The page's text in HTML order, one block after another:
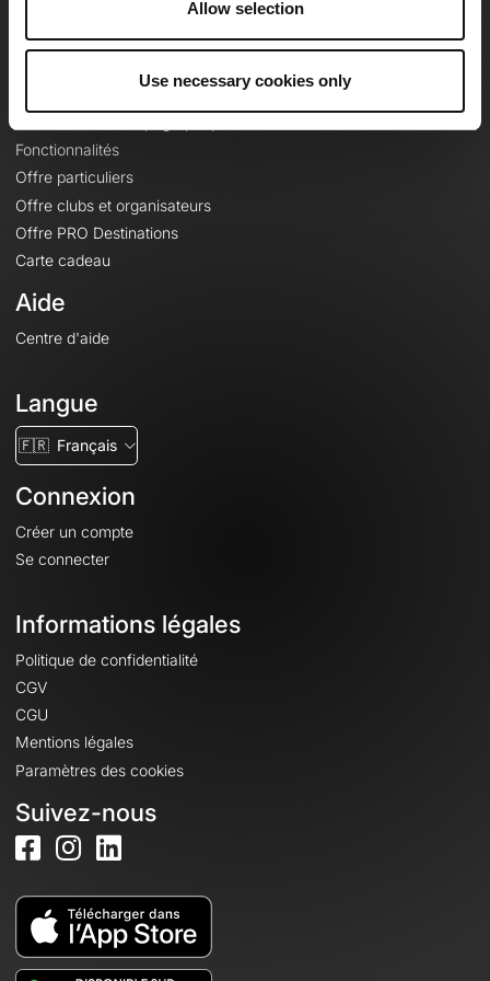
Allow selection
Use necessary cookies only
Le Mag'
Fonctionnalités
Offre particuliers
Offre clubs et organisateurs
Offre PRO Destinations
Carte cadeau
Aide
Centre d'aide
Langue
🇫🇷 Français
Connexion
Créer un compte
Se connecter
Informations légales
Politique de confidentialité
CGV
CGU
Mentions légales
Paramètres des cookies
Suivez-nous